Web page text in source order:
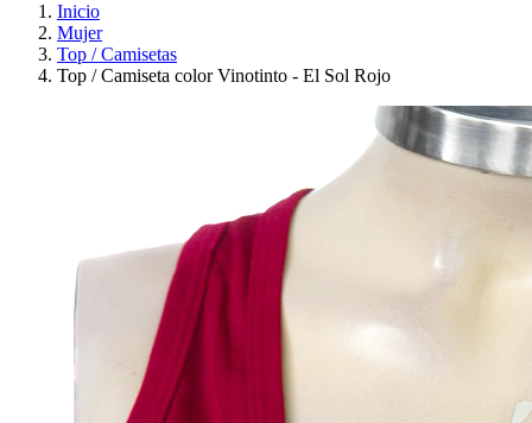
Inicio
Mujer
Top / Camisetas
Top / Camiseta color Vinotinto - El Sol Rojo